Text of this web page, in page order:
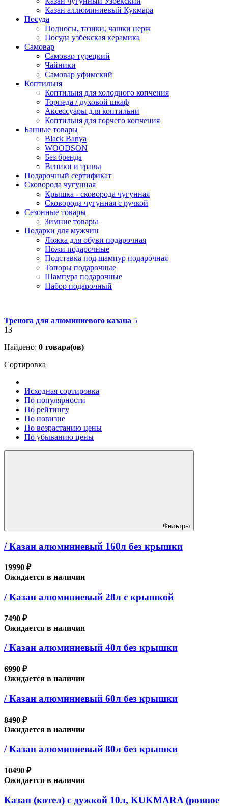
Казан аллюминиевый Кукмара
Посуда
Подносы, тазики, чашки нерж
Посуда узбекская керамика
Самовар
Самовар турецкий
Чайники
Самовар уфимский
Коптильня
Коптильня для холодного копчения
Торпеда / духовой шкаф
Аксессуары для коптильни
Коптильня для горчего копчения
Банные товары
Black Banya
WOODSON
Без бренда
Веники и травы
Подарочный сертификат
Сковорода чугунная
Крышка - сковорода чугунная
Сковорода чугунная с ручкой
Сезонные товары
Зимние товары
Подарки для мужчин
Ложка для обуви подарочная
Ножи подарочные
Подставка под шампур подарочная
Топоры подарочные
Шампура подарочные
Набор подарочный
Тренога для алюминиевого казана 5
13
Найдено: 0 товара(ов)
Сортировка
Исходная сортировка
По популярности
По рейтингу
По новизне
По возрастанию цены
По убыванию цены
Фильтры
/ Казан алюминиевый 160л без крышки
19990 ₽
Ожидается в наличии
/ Казан алюминиевый 28л с крышкой
7490 ₽
Ожидается в наличии
/ Казан алюминиевый 40л без крышки
6990 ₽
Ожидается в наличии
/ Казан алюминиевый 60л без крышки
8490 ₽
Ожидается в наличии
/ Казан алюминиевый 80л без крышки
10490 ₽
Ожидается в наличии
Казан (котел) с дужкой 10л, KUKMARA (ровное